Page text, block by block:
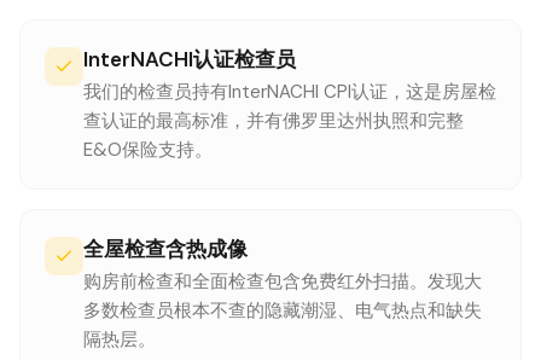
InterNACHI认证检查员
我们的检查员持有InterNACHI CPI认证，这是房屋检
查认证的最高标准，并有佛罗里达州执照和完整
E&O保险支持。
全屋检查含热成像
购房前检查和全面检查包含免费红外扫描。发现大
多数检查员根本不查的隐藏潮湿、电气热点和缺失
隔热层。